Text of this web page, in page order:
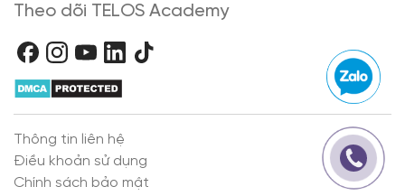
Theo dõi TELOS Academy
Thông tin liên hệ
Điều khoản sử dụng
Chính sách bảo mật